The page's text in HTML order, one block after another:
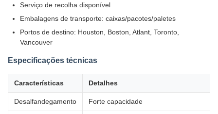
Serviço de recolha disponível
Embalagens de transporte: caixas/pacotes/paletes
Portos de destino: Houston, Boston, Atlant, Toronto,
Vancouver
Especificações técnicas
Características Detalhes
Desalfandegamento Forte capacidade